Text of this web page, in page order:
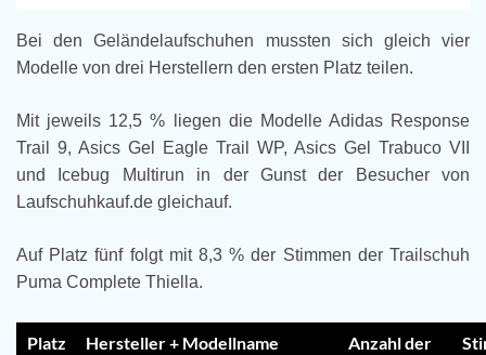
Bei den Geländelaufschuhen mussten sich gleich vier
Modelle von drei Herstellern den ersten Platz teilen.
Mit jeweils 12,5 % liegen die Modelle Adidas Response
Trail 9, Asics Gel Eagle Trail WP, Asics Gel Trabuco VII
und Icebug Multirun in der Gunst der Besucher von
Laufschuhkauf.de gleichauf.
Auf Platz fünf folgt mit 8,3 % der Stimmen der Trailschuh
Puma Complete Thiella.
Platz Hersteller + Modellname
Anzahl der